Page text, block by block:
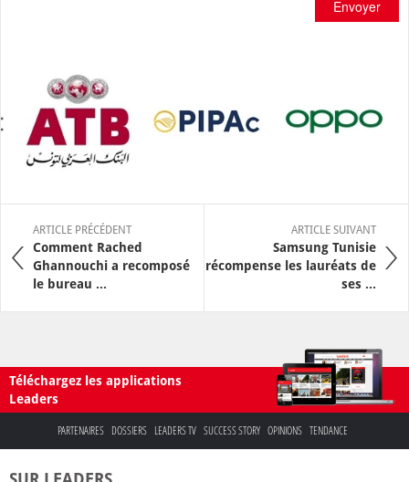
Envoyer
ARTICLE PRÉCÉDENT
Comment Rached
Ghannouchi a recomposé
le bureau ...
ARTICLE SUIVANT
Samsung Tunisie
récompense les lauréats de
ses ...
Téléchargez les applications
Leaders
PARTENAIRES DOSSIERS LEADERS TV SUCCESS STORY OPINIONS TENDANCE